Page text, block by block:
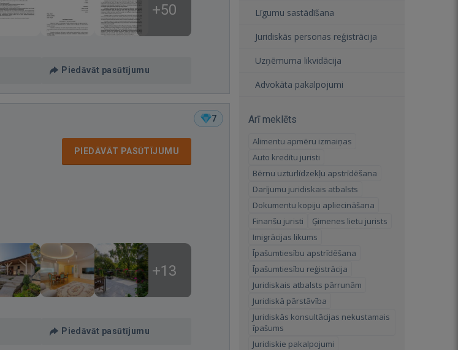
+50
Piedāvāt pasūtījumu
7
PIEDĀVĀT PASŪTĪJUMU
+13
Piedāvāt pasūtījumu
Līgumu sastādīšana
Juridiskās personas reģistrācija
Uzņēmuma likvidācija
Advokāta pakalpojumi
Arī meklēts
Alimentu apmēru izmaiņas
Auto kredītu juristi
Bērnu uzturlīdzekļu apstrīdēšana
Darījumu juridiskais atbalsts
Dokumentu kopiju apliecināšana
Finanšu juristi
Ģimenes lietu jurists
Imigrācijas likums
Īpašumtiesību apstrīdēšana
Īpašumtiesību reģistrācija
Juridiskais atbalsts pārrunām
Juridiskā pārstāvība
Juridiskās konsultācijas nekustamais
īpašums
Juridiskie pakalpojumi